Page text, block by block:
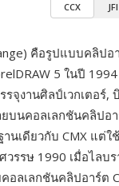
CCX JFI
คือรูปแบบคลิ
5 ในปี
รจุงานศิลป์เวกเตอ
บนคอลเลกชันคลิปอ
านเดียวกับ CMX แ
รรษ 1990 เมื่อไลบ
ลเลกชันคลิปอาร์ต